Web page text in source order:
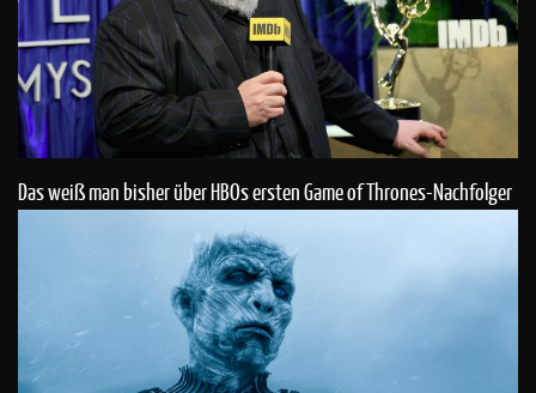
Das weiß man bisher über HBOs ersten Game of Thrones-Nachfolger